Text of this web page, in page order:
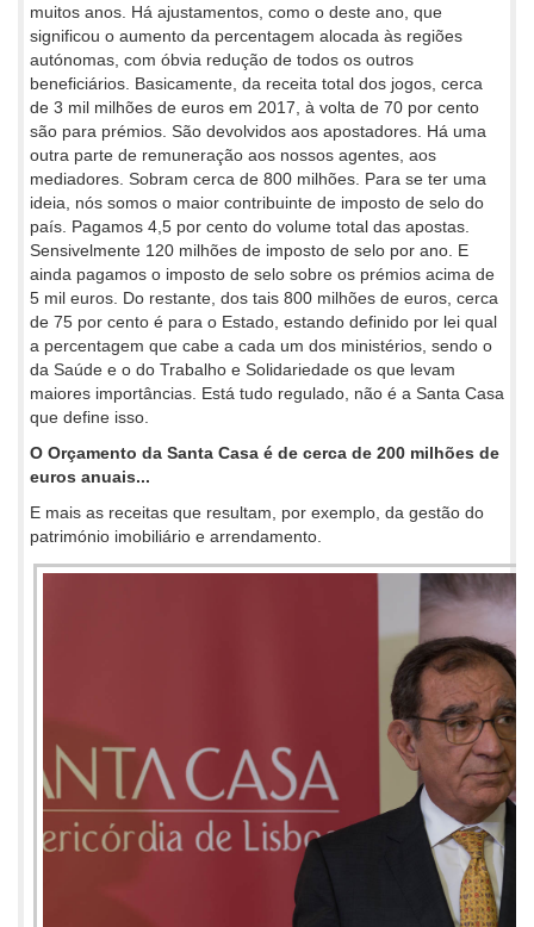
muitos anos. Há ajustamentos, como o deste ano, que
significou o aumento da percentagem alocada às regiões
autónomas, com óbvia redução de todos os outros
beneficiários. Basicamente, da receita total dos jogos, cerca
de 3 mil milhões de euros em 2017, à volta de 70 por cento
são para prémios. São devolvidos aos apostadores. Há uma
outra parte de remuneração aos nossos agentes, aos
mediadores. Sobram cerca de 800 milhões. Para se ter uma
ideia, nós somos o maior contribuinte de imposto de selo do
país. Pagamos 4,5 por cento do volume total das apostas.
Sensivelmente 120 milhões de imposto de selo por ano. E
ainda pagamos o imposto de selo sobre os prémios acima de
5 mil euros. Do restante, dos tais 800 milhões de euros, cerca
de 75 por cento é para o Estado, estando definido por lei qual
a percentagem que cabe a cada um dos ministérios, sendo o
da Saúde e o do Trabalho e Solidariedade os que levam
maiores importâncias. Está tudo regulado, não é a Santa Casa
que define isso.
O Orçamento da Santa Casa é de cerca de 200 milhões de
euros anuais...
E mais as receitas que resultam, por exemplo, da gestão do
património imobiliário e arrendamento.